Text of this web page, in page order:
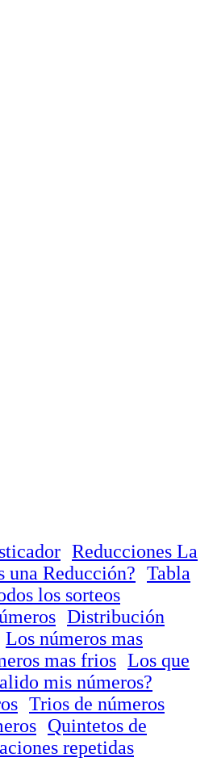
Reducciones La
una Reducción? Tabla
los sorteos
Distribución
Los números mas
mas frios Los que
mis números?
Trios de números
Quintetos de
repetidas